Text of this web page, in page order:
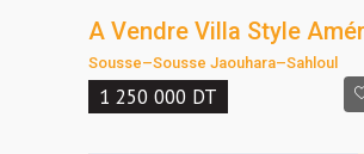
Sousse–Sousse Jaouhara–Sahloul
1 250 000 DT